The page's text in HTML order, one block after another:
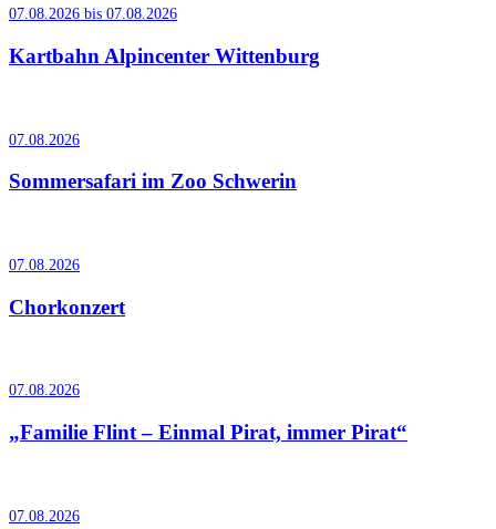
07.08.2026 bis 07.08.2026
Kartbahn Alpincenter Wittenburg
07.08.2026
Sommersafari im Zoo Schwerin
07.08.2026
Chorkonzert
07.08.2026
„Familie Flint – Einmal Pirat, immer Pirat“
07.08.2026